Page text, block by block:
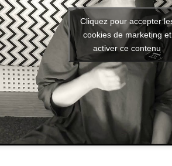
Cliquez pour accepter
cookies de marketing et
activer ce contenu